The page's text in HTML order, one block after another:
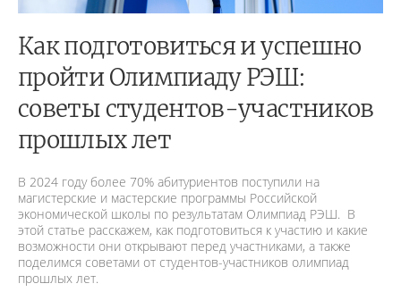
Как подготовиться и успешно
пройти Олимпиаду РЭШ:
советы студентов-участников
прошлых лет
В 2024 году более 70% абитуриентов поступили на
магистерские и мастерские программы Российской
экономической школы по результатам Олимпиад РЭШ. В
этой статье расскажем, как подготовиться к участию и какие
возможности они открывают перед участниками, а также
поделимся советами от студентов-участников олимпиад
прошлых лет.